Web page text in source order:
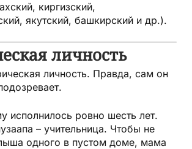
киргизский,
якутский, башкирский и др.).
личность
личность. Правда, сам он
исполнилось ровно шесть лет.
– учительница. Чтобы не
одного в пустом доме, мама